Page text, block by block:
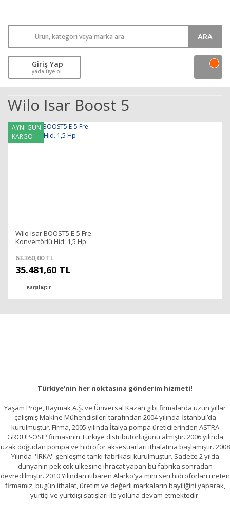
ARA
Giriş Yap
yada üye ol
Wilo Isar Boost 5
AYNI GÜN
KARGO
Wilo Isar BOOST5 E-5 Fre.
Konvertörlü Hid. 1,5 Hp
63.360,00 TL
35.481,60 TL
Karşılaştır
Türkiye'nin her noktasına gönderim hizmeti!
Yaşam Proje, Baymak A.Ş. ve Üniversal Kazan gibi firmalarda uzun yıllar
çalışmış Makine Mühendisileri tarafından 2004 yılında İstanbul’da
kurulmuştur. Firma, 2005 yılında İtalya pompa üreticilerinden ASTRA
GROUP-OSIP firmasının Türkiye distribütörlüğünü almıştır. 2006 yılında
uzak doğudan pompa ve hidrofor aksesuarları ithalatına başlamıştır. 2008
Yılında ''İRKA'' genleşme tankı fabrikası kurulmuştur. Sadece 2 yılda
dünyanın pek çok ülkesine ihracat yapan bu fabrika sonradan
devredilmiştir. 2010 Yılından itibaren Alarko'ya mini seri hidroforları üreten
firmamız, bugün ithalat, üretim ve değerli markaların bayiliğini yaparak,
yurtiçi ve yurtdışı satışları ile yoluna devam etmektedir.